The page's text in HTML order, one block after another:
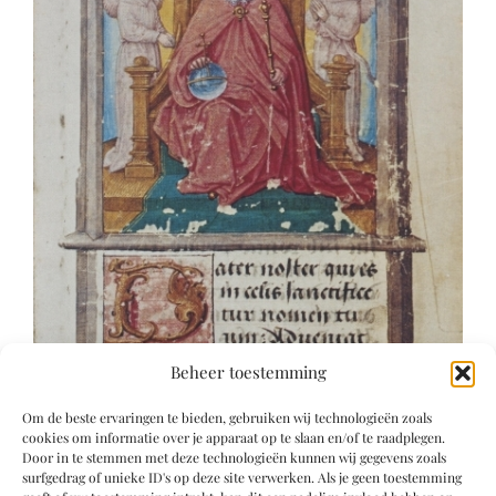
Beheer toestemming
Om de beste ervaringen te bieden, gebruiken wij technologieën zoals
cookies om informatie over je apparaat op te slaan en/of te raadplegen.
Door in te stemmen met deze technologieën kunnen wij gegevens zoals
surfgedrag of unieke ID's op deze site verwerken. Als je geen toestemming